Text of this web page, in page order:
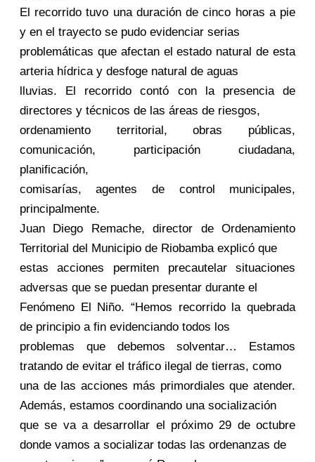
El recorrido tuvo una duración de cinco horas a pie
y en el trayecto se pudo evidenciar serias
problemáticas que afectan el estado natural de esta
arteria hídrica y desfoge natural de aguas
lluvias. El recorrido contó con la presencia de
directores y técnicos de las áreas de riesgos,
ordenamiento territorial, obras públicas,
comunicación, participación ciudadana,
planificación,
comisarías, agentes de control municipales,
principalmente.
Juan Diego Remache, director de Ordenamiento
Territorial del Municipio de Riobamba explicó que
estas acciones permiten precautelar situaciones
adversas que se puedan presentar durante el
Fenómeno El Niño. “Hemos recorrido la quebrada
de principio a fin evidenciando todos los
problemas que debemos solventar… Estamos
tratando de evitar el tráfico ilegal de tierras, como
una de las acciones más primordiales que atender.
Además, estamos coordinando una socialización
que se va a desarrollar el próximo 29 de octubre
donde vamos a socializar todas las ordenanzas de